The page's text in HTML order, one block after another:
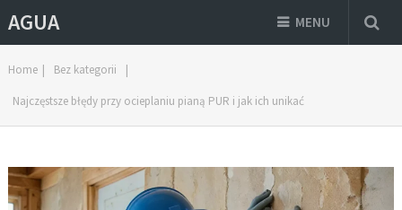
AGUA MENU
Home | Bez kategorii |
Najczęstsze błędy przy ocieplaniu pianą PUR i jak ich unikać